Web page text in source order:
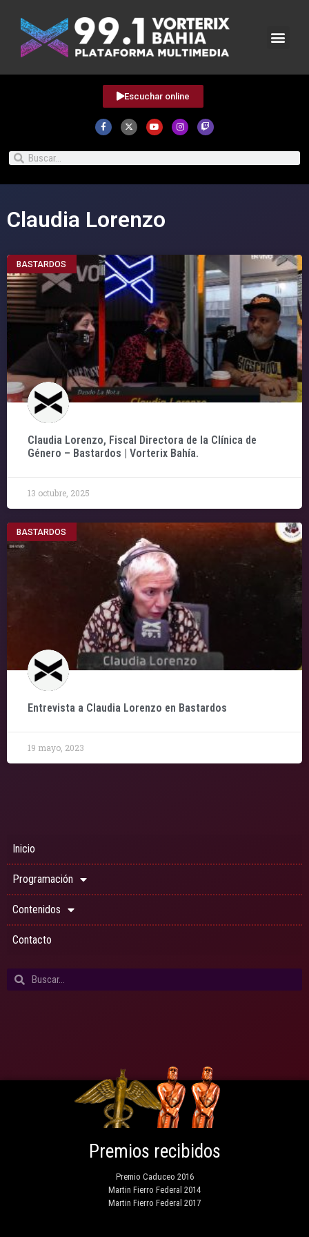
Escuchar online
Claudia Lorenzo
BASTARDOS
Claudia Lorenzo, Fiscal Directora de la Clínica de
Género – Bastardos | Vorterix Bahía.
13 octubre, 2025
BASTARDOS
Entrevista a Claudia Lorenzo en Bastardos
19 mayo, 2023
Inicio
Programación
Contenidos
Contacto
Premios recibidos
Premio Caduceo 2016
Martin Fierro Federal 2014
Martin Fierro Federal 2017